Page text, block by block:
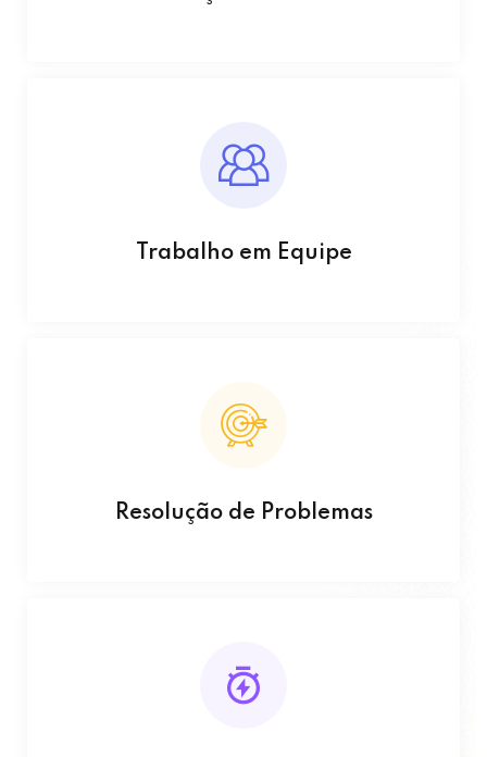
Trabalho em Equipe
Resolução de Problemas